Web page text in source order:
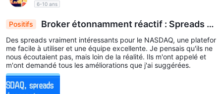
6-10 ans
Positifs
Broker étonnamment réactif : Spreads N
ASDAQ améliorés et plateforme conviviale
Des spreads vraiment intéressants pour le NASDAQ, une platefor
me facile à utiliser et une équipe excellente. Je pensais qu'ils ne
nous écoutaient pas, mais loin de la réalité. Ils m'ont appelé et
m'ont demandé tous les améliorations que j'ai suggérées.